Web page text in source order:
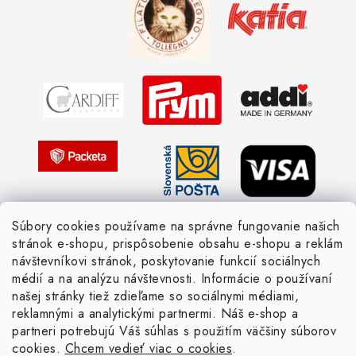
Súbory cookies používame na správne fungovanie našich
stránok e-shopu, prispôsobenie obsahu e-shopu a reklám
návštevníkovi stránok, poskytovanie funkcií sociálnych
médií a na analýzu návštevnosti. Informácie o používaní
našej stránky tiež zdieľame so sociálnymi médiami,
reklamnými a analytickými partnermi. Náš e-shop a
partneri potrebujú Váš súhlas s použitím väčšiny súborov
cookies. Chcem vedieť viac o cookies.
Žiadosť dotknutej osoby
Pletený slovník anglicky-česky
Pletený slovník česky-anglicky